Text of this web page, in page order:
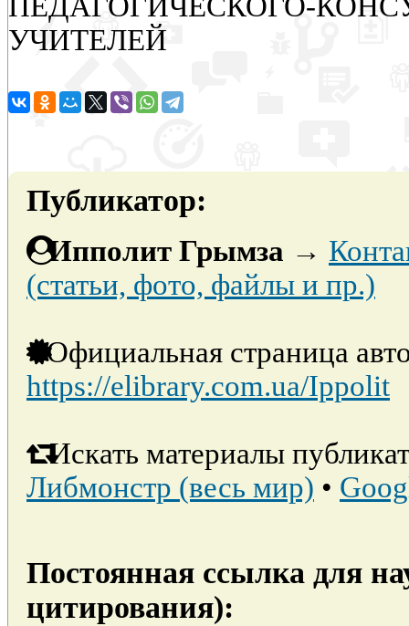
УЧИТЕЛЕЙ
Публикатор:
Ипполит Грымза →
(статьи, фото, файлы и пр.)
Официальная страница
https://elibrary.com.ua/Ippolit
Искать материалы
Либмонстр (весь мир) •
Постоянная ссылка для
цитирования):